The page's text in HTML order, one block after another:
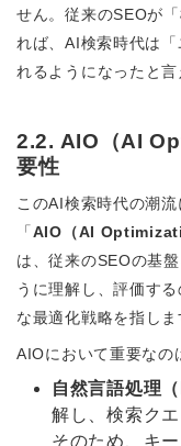
せん。従来のSEOが
れば、AI検索時代は
れるようになったと言
2.2. AIO（AI
要性
このAI検索時代の潮流
「AIO（AI
は、従来のSEOの基
うに理解し、評価す
な最適化戦略を指しま
AIOにおいて重要なの
自然言語処理
解し、検索ク
そのため、キ